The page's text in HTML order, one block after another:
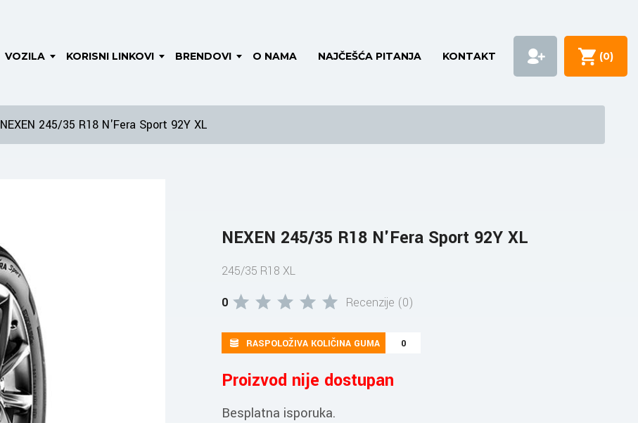
VOZILA KORISNI LINKOVI BRENDOVI O NAMA NAJČEŠĆA PITANJA KONTAKT (0)
NEXEN 245/35 R18 N'Fera Sport 92Y XL
NEXEN 245/35 R18 N'Fera Sport 92Y XL
245/35 R18 XL
0
Recenzije (0)
RASPOLOŽIVA KOLIČINA GUMA 0
Proizvod nije dostupan
Besplatna isporuka.